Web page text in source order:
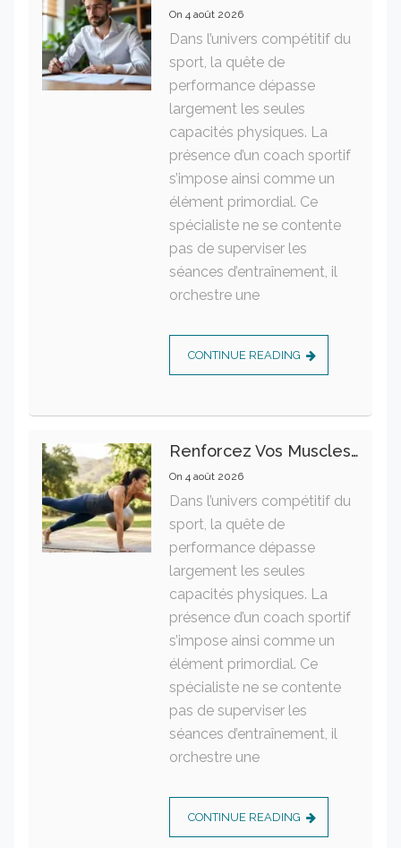
On 4 août 2026
Dans l’univers compétitif du
sport, la quête de
performance dépasse
largement les seules
capacités physiques. La
présence d’un coach sportif
s’impose ainsi comme un
élément primordial. Ce
spécialiste ne se contente
pas de superviser les
séances d’entraînement, il
orchestre une
CONTINUE READING
Renforcez Vos Muscles Profonds Pour Apaiser Votre Mal De Dos
On 4 août 2026
Dans l’univers compétitif du
sport, la quête de
performance dépasse
largement les seules
capacités physiques. La
présence d’un coach sportif
s’impose ainsi comme un
élément primordial. Ce
spécialiste ne se contente
pas de superviser les
séances d’entraînement, il
orchestre une
CONTINUE READING